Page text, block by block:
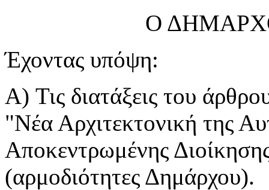
Ο
Έχοντας υπόψη:
A) Τις διατάξεις του
"Νέα Αρχιτεκτονική της
Αποκεντρωμένης
(αρμοδιότητες Δημάρχου).